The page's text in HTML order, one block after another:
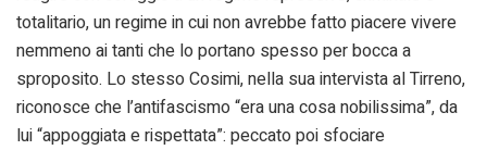
totalitario, un regime in cui non avrebbe fatto piacere vivere
nemmeno ai tanti che lo portano spesso per bocca a
sproposito. Lo stesso Cosimi, nella sua intervista al Tirreno,
riconosce che l’antifascismo “era una cosa nobilissima”, da
lui “appoggiata e rispettata”: peccato poi sfociare